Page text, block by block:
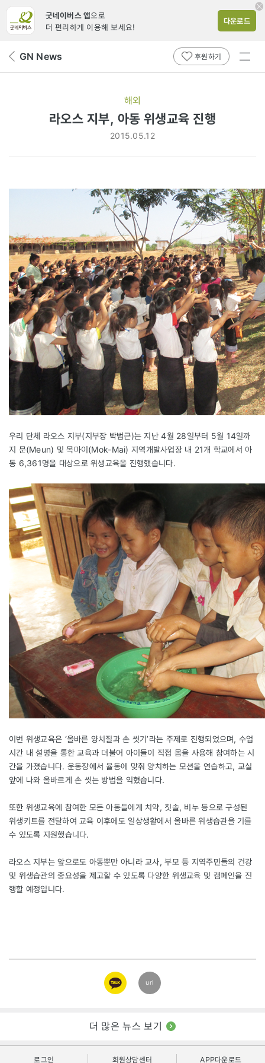
굿네이버스 앱으로
더 편리하게 이용해 보세요!
다운로드
뒤 GN News 후원하기
전체
해외
라오스 지부, 아동 위생교육 진행
2015.05.12
우리 단체 라오스 지부(지부장 박범근)는 지난 4월 28일부터 5월 14일까
지 문(Meun) 및 목마이(Mok-Mai) 지역개발사업장 내 21개 학교에서 아
동 6,361명을 대상으로 위생교육을 진행했습니다.
이번 위생교육은 ‘올바른 양치질과 손 씻기’라는 주제로 진행되었으며, 수업
시간 내 설명을 통한 교육과 더불어 아이들이 직접 몸을 사용해 참여하는 시
간을 가졌습니다. 운동장에서 율동에 맞춰 양치하는 모션을 연습하고, 교실
앞에 나와 올바르게 손 씻는 방법을 익혔습니다.
또한 위생교육에 참여한 모든 아동들에게 치약, 칫솔, 비누 등으로 구성된
위생키트를 전달하여 교육 이후에도 일상생활에서 올바른 위생습관을 기를
수 있도록 지원했습니다.
라오스 지부는 앞으로도 아동뿐만 아니라 교사, 부모 등 지역주민들의 건강
및 위생습관의 중요성을 제고할 수 있도록 다양한 위생교육 및 캠페인을 진
행할 예정입니다.
카카오
링크
url
더 많은 뉴스 보기
로그인 회원상담센터 APP다운로드